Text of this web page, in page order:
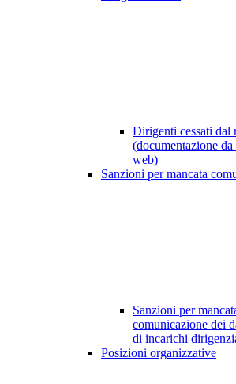
Dirigenti cessati dal
(documentazione
web)
Sanzioni per mancata
Sanzioni per
comunicazione dei
di incarichi
Posizioni organizzative